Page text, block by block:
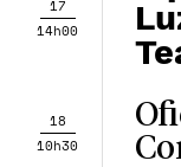
17
14h00
18
10h30